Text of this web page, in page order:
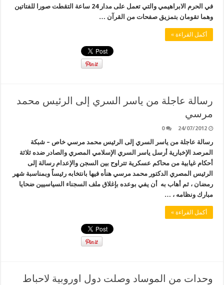
في الحرم الابراهيمي والتي تعمل على مدار 24 ساعة التقطت صورا للفتاتين
وهما تقومان بتمزيق صفحات من القرآن …
أكمل القراءة »
رسالة عاجلة من ياسر السري إلى الرئيس محمد
مرسي
24/07/2012
0
رسالة عاجلة من ياسر السري إلى الرئيس محمد مرسي خاص – شبكة
المرصد الإخبارية أرسل ياسر السري الإسلامي المصري والصادر ضده ثلاثة
أحكام غيابية من محاكم عسكرية تتراوح بين السجن والإعدام رسالة إلى
الرئيس المصري الدكتور محمد مرسي هنأه فيها بانتخابه رئيساً وبمناسبة شهر
رمضان ، ثم أهاب به أن يفي بوعده بإغلاق ملف السجناء السياسيين ضحايا
مبارك ونظامه ، …
أكمل القراءة »
وحدات من الموساد وصلت دول اوروبية لاحباط